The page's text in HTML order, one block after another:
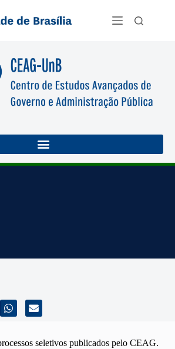
de ferramentas
seletivos publicados pelo CEAG.